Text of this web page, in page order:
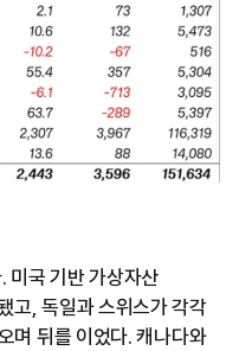
미국 기반 가상자산
고, 독일과 스위스가 각각
뒤를 이었다. 캐나다와